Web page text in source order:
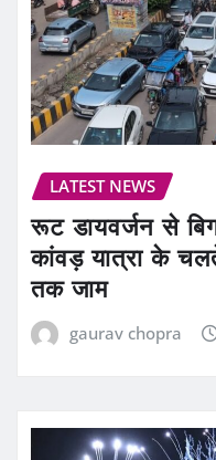
LATEST NEWS
रूट डायवर्जन से
कांवड़ यात्रा के
तक जाम
gaurav chopra